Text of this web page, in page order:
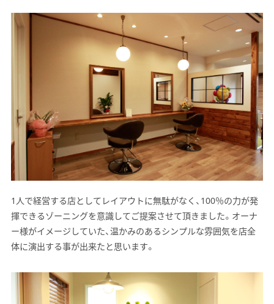
1人で経営する店としてレイアウトに無駄がなく、100％の力が発
揮できるゾーニングを意識してご提案させて頂きました。オーナ
ー様がイメージしていた、温かみのあるシンプルな雰囲気を店全
体に演出する事が出来たと思います。